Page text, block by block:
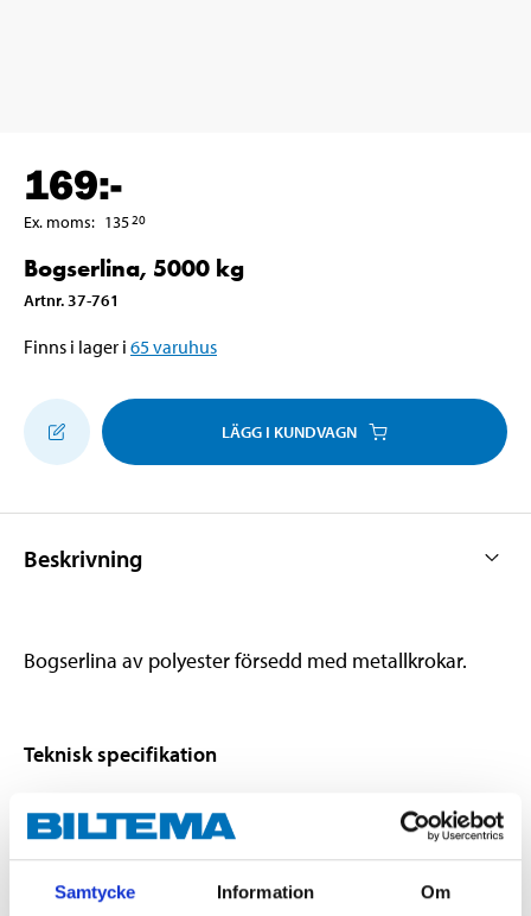
Samtycke Information Om
169:-
Ex. moms: 13520
Bogserlina, 5000 kg
Artnr. 37-761
Finns i lager i 65varuhus
LÄGG I KUNDVAGN
Beskrivning
Bogserlina av polyester försedd med metallkrokar.
Teknisk specifikation
Brottstyrka
Längd
6000 mm
Bredd
55 mm